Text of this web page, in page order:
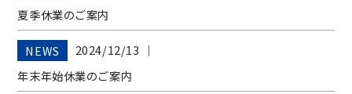
夏季休業のご案内
NEWS 2024/12/13
│
年末年始休業のご案内